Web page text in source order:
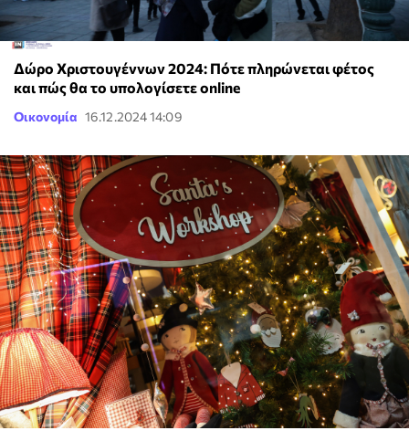
Δώρο Χριστουγέννων 2024: Πότε πληρώνεται φέτος
και πώς θα το υπολογίσετε online
Οικονομία 16.12.2024 14:09